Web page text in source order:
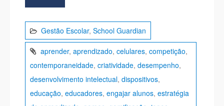
Gestão Escolar,School Guardian
aprender,aprendizado,celulares,competição,
contemporaneidade,criatividade,desempenho,
desenvolvimento intelectual,dispositivos,
educação,educadores,engajar alunos,estratégia